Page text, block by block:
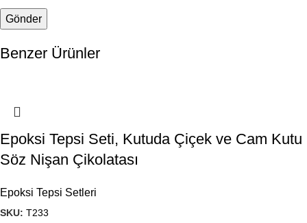
Benzer Ürünler
Epoksi Tepsi Seti, Kutuda Çiçek ve Cam Kutu
Söz Nişan Çikolatası
Epoksi Tepsi Setleri
SKU: T233